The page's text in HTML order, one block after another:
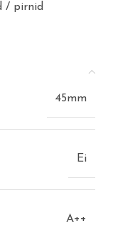
/ pirnid
45mm
Ei
A++